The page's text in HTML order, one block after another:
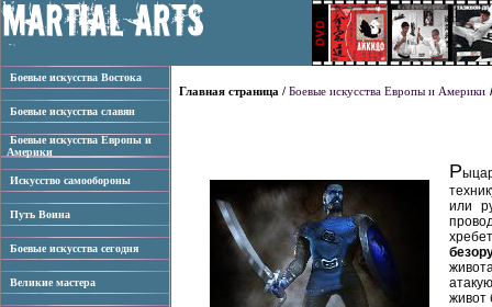
Боевые искусства Востока
Боевые искусства славян
Боевые искусства Европы и
Америки
Искусство самообороны
Путь Воина
Боевые искусства сегодня
Великие мастера
Главная страница / Боевые искусства Европы и Америки
Р
или
живот